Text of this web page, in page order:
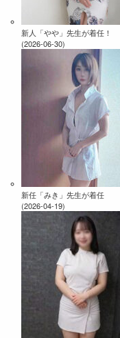
新人「やや」先生が着任！
(2026-06-30)
新任「みき」先生が着任
(2026-04-19)